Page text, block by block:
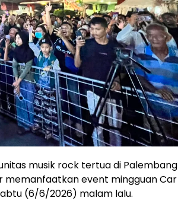
musik rock tertua di Palembang
memanfaatkan event mingguan Car
(6/6/2026) malam lalu.